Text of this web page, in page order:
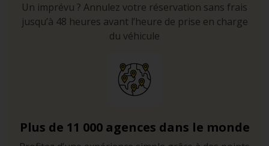
Un imprévu ? Annulez votre réservation sans frais
jusqu’à 48 heures avant l’heure de prise en charge
du véhicule
Plus de 11 000 agences dans le monde